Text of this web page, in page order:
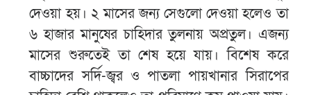
দেওয়া হয়। ২ মাসের জন্য সেগুলো দেওয়া হলেও তা
৬ হাজার মানুষের চাহিদার তুলনায় অপ্রতুল। এজন্য
মাসের শুরুতেই তা শেষ হয়ে যায়। বিশেষ করে
বাচ্চাদের সর্দি-জ্বর ও পাতলা পায়খানার সিরাপের